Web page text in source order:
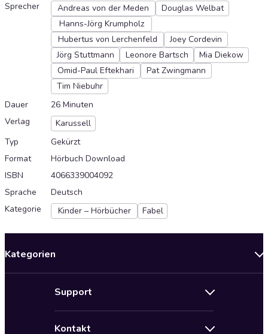
Sprecher
Andreas von der Meden
Douglas Welbat
Hanns-Jörg Krumpholz
Hubertus von Lerchenfeld
Joey Cordevin
Jörg Stuttmann
Leonore Bartsch
Mia Diekow
Omid-Paul Eftekhari
Pat Zwingmann
Tim Niebuhr
Dauer
26 Minuten
Verlag
Karussell
Typ
Gekürzt
Format
Hörbuch Download
ISBN
4066339004092
Sprache
Deutsch
Kategorie
Kinder – Hörbücher Fabel
Kategorien
Support
Kontakt